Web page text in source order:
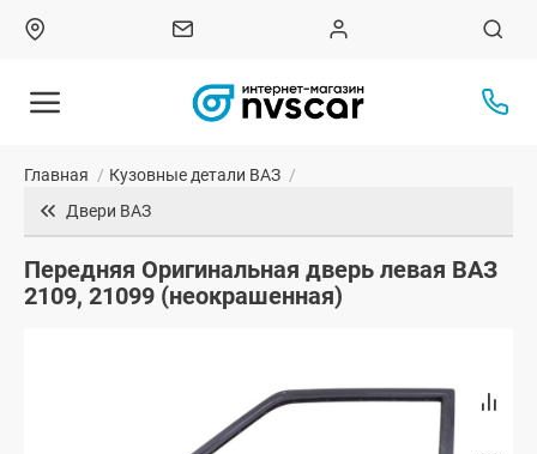
Главная / Кузовные детали ВАЗ /
Двери ВАЗ
Передняя Оригинальная дверь левая ВАЗ
2109, 21099 (неокрашенная)